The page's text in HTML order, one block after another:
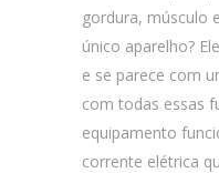
gordura, músculo
único aparelho?
e se parece com
com todas essas
equipamento
corrente elétrica